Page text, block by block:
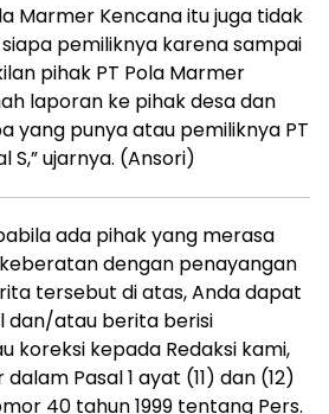
Marmer Kencana itu juga tidak
pemiliknya karena sampai
pihak PT Pola Marmer
laporan ke pihak desa dan
yang punya atau pemiliknya PT
S,” ujarnya. (Ansori)
ada pihak yang merasa
dengan penayangan
tersebut di atas, Anda dapat
dan/atau berita berisi
koreksi kepada Redaksi kami,
Pasal 1 ayat (11) dan (12)
40 tahun 1999 tentang Pers.